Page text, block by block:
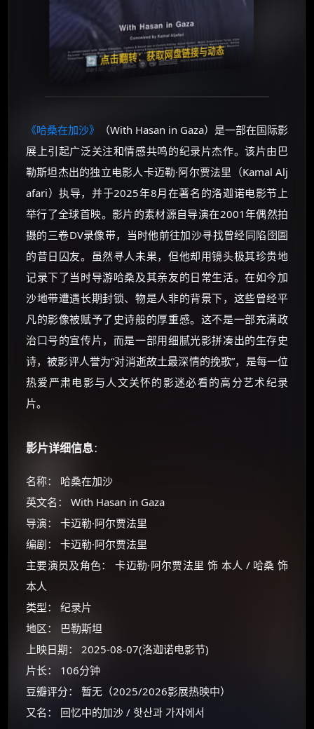
🔄 点击翻转：获取网盘链接与动态
失效请反馈
🧧️
天天领红包
《哈桑在加沙》
（With Hasan in Gaza）是一部在国际影
展上引起广泛关注和情感共鸣的纪录片杰作。该片由巴
勒斯坦杰出的独立电影人卡迈勒·阿尔贾法里（Kamal Alj
afari）执导，并于2025年8月在著名的洛迦诺电影节上
举行了全球首映。影片的素材源自导演在2001年偶然拍
摄的三卷DV录像带，当时他前往加沙寻找曾经同陷囹圄
的昔日囚友。虽然寻人未果，但他却用镜头极其珍贵地
记录下了当时导游哈桑及其亲友的日常生活。在如今加
沙地带遭遇长期封锁、物是人非的背景下，这些曾经平
凡的影像被赋予了史诗般的厚重感。这不是一部充满政
治口号的宣传片，而是一部用细腻光影拼凑出的生存史
诗，被影评人誉为“对消逝故土最深情的挽歌”，是每一位
热爱严肃电影与人文关怀的影迷必看的高分艺术纪录
片。
影片详细信息：
名称： 哈桑在加沙
英文名： With Hasan in Gaza
导演： 卡迈勒·阿尔贾法里
编剧： 卡迈勒·阿尔贾法里
主要演员及角色： 卡迈勒·阿尔贾法里 饰 本人 / 哈桑 饰
本人
类型： 纪录片
地区： 巴勒斯坦
上映日期： 2025-08-07(洛迦诺电影节)
片长： 106分钟
豆瓣评分： 暂无（2025/2026影展热映中）
又名： 回忆中的加沙 / 핫산과 가자에서